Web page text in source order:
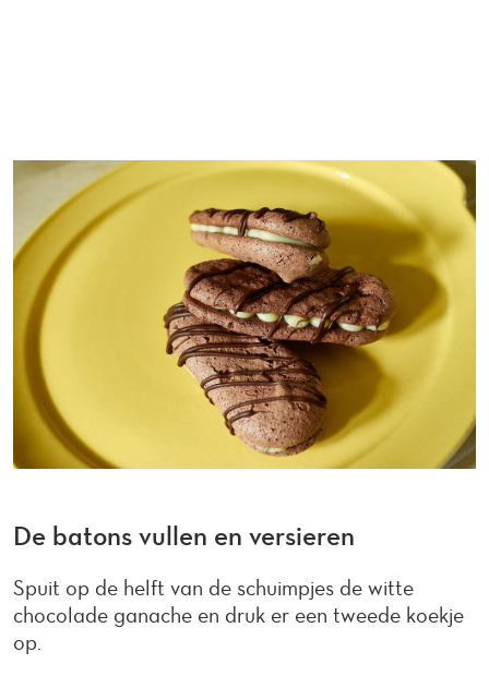
De batons vullen en versieren
Spuit op de helft van de schuimpjes de witte
chocolade ganache en druk er een tweede koekje
op.